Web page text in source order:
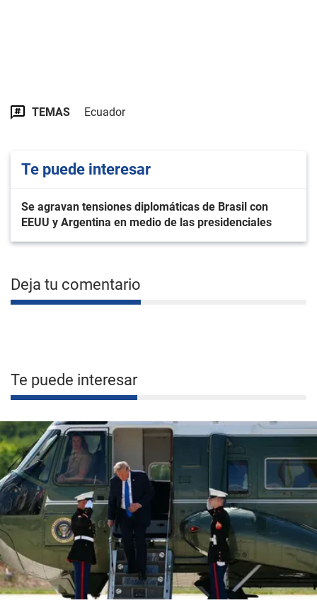
TEMAS Ecuador
Te puede interesar
Se agravan tensiones diplomáticas de Brasil con
EEUU y Argentina en medio de las presidenciales
Deja tu comentario
Te puede interesar